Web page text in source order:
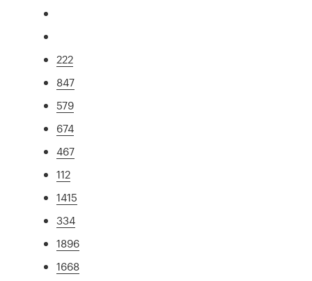
222
847
579
674
467
112
1415
334
1896
1668